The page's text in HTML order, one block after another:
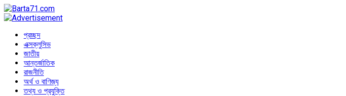
প্রচ্ছদ
এক্সক্লুসিভ
জাতীয়
আন্তর্জাতিক
রাজনীতি
অর্থ ও বাণিজ্য
তথ্য ও প্রযুক্তি